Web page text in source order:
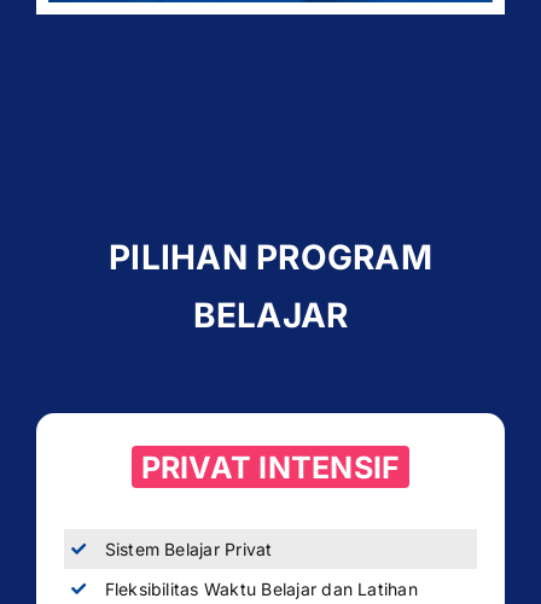
PILIHAN PROGRAM
BELAJAR
PRIVAT INTENSIF
Sistem Belajar Privat
Fleksibilitas Waktu Belajar dan Latihan